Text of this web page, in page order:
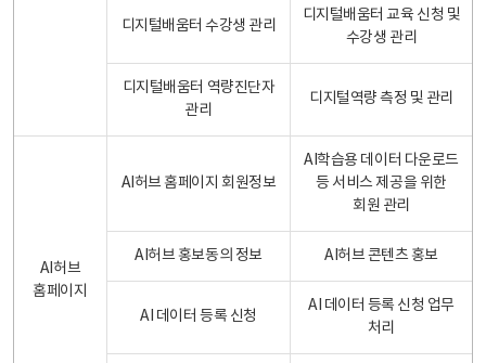
디지털배움터 수강생 관리
디지털배움터 교육 신청 및
수강생 관리
디지털배움터 역량진단자
관리
디지털역량 측정 및 관리
AI허브
홈페이지
AI허브 홈페이지 회원정보
AI학습용 데이터 다운로드
등 서비스 제공을 위한
회원 관리
AI허브 홍보동의 정보 AI허브 콘텐츠 홍보
AI 데이터 등록 신청
AI 데이터 등록 신청 업무
처리